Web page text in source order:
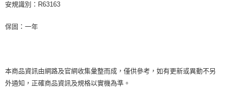
安規識別：R63163
保固：一年
本商品資訊由網路及官網收集彙整而成，僅供參考，如有更新或異動不另
外通知，正確商品資訊及規格以實機為準。